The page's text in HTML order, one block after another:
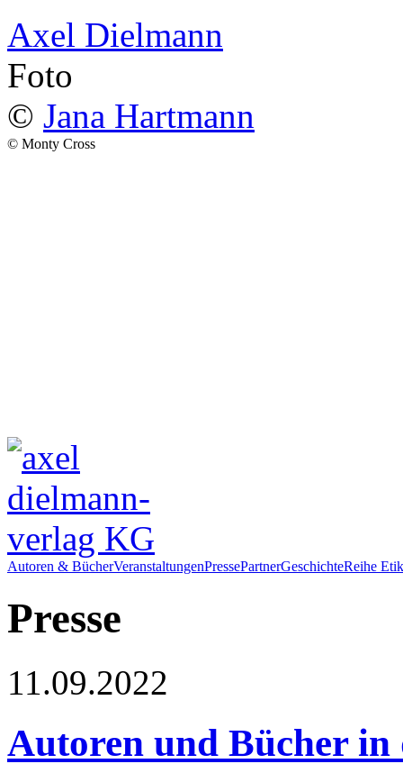
Axel Dielmann
Foto
© Jana Hartmann
© Monty Cross
Autoren & BücherVeranstaltungenPressePartnerGeschichteReihe
Presse
11.09.2022
Autoren und Bücher in